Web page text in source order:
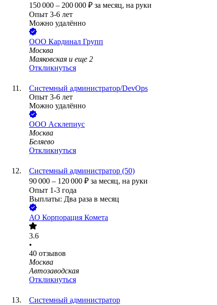
150 000 – 200 000 ₽ за месяц, на руки
Опыт 3-6 лет
Можно удалённо
ООО Кардинал Групп
Москва
Маяковская и еще 2
Откликнуться
Cистемный администратор/DevOps
Опыт 3-6 лет
Можно удалённо
ООО Асклепиус
Москва
Беляево
Откликнуться
Системный администратор (50)
90 000 – 120 000 ₽ за месяц, на руки
Опыт 1-3 года
Выплаты: Два раза в месяц
АО Корпорация Комета
3.6
•
40 отзывов
Москва
Автозаводская
Откликнуться
Системный администратор